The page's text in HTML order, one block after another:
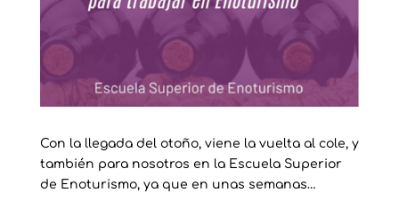
Con la llegada del otoño, viene la vuelta al cole, y
también para nosotros en la Escuela Superior
de Enoturismo, ya que en unas semanas…